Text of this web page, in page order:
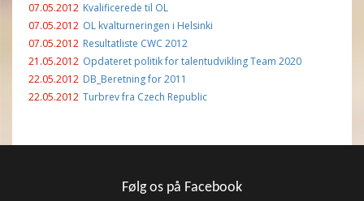
07.05.2012 Kvalificerede til OL
07.05.2012 OL kvalturneringen i Helsinki
07.05.2012 Resultatliste CWC 2012
21.05.2012 Opdateret politik for talentudvikling Team 2020
22.05.2012 DB_Beretning for 2011
22.05.2012 Turbrev fra Czech Republic
Følg os på Facebook